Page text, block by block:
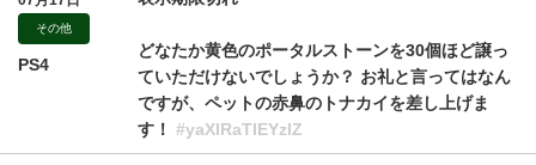
その他
PS4
どなたか黄色のポータルストーンを30個ほど譲っ
ていただけないでしょうか？ お礼と言ってはなん
ですが、ペットの赤鼻のトナカイを差し上げま
す！ #yaXlRaTlEYzlZ